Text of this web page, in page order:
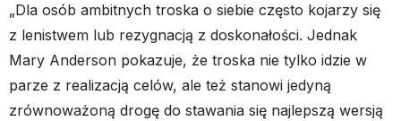
„Dla osób ambitnych troska o siebie często kojarzy się
z lenistwem lub rezygnacją z doskonałości. Jednak
Mary Anderson pokazuje, że troska nie tylko idzie w
parze z realizacją celów, ale też stanowi jedyną
zrównoważoną drogę do stawania się najlepszą wersją